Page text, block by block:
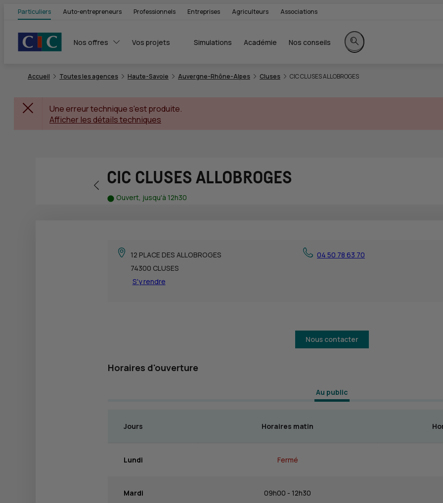
Particuliers Auto-entrepreneurs Professionnels Entreprises Agriculteurs Associations
Nos offres Vos projets Simulations Académie Nos conseils
Rechercher sur le site
Accueil Toutes les agences Haute-Savoie Auvergne-Rhône-Alpes Cluses CIC CLUSES ALLOBROGES
Une erreur technique s'est produite.
Afficher les détails techniques
Retour vers la page précédente
CIC CLUSES ALLOBROGES
Ouvert, jusqu'à 12h30
12 PLACE DES ALLOBROGES
74300 CLUSES
S'y rendre
04 50 78 63 70
Nous contacter
Horaires d'ouverture
Au public
Jours Horaires matin
Lundi Fermé
Mardi 09h00 - 12h30